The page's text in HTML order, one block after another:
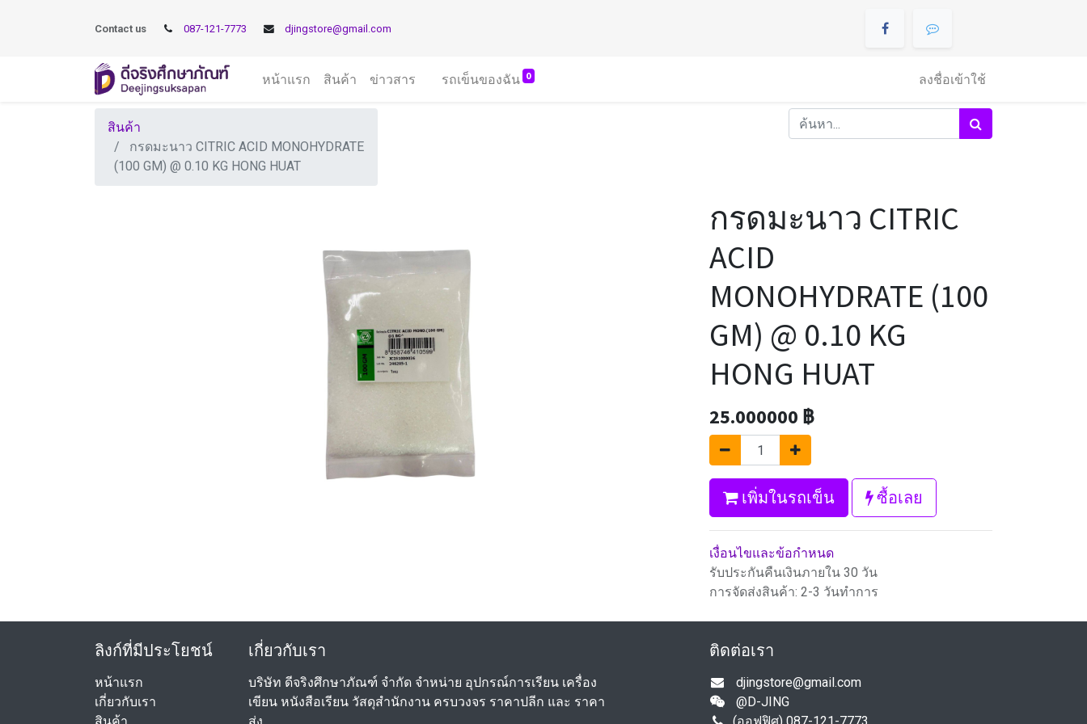
Contact us 087-121-7773 djingstore@gmail.com
หน้าแรก สินค้า ข่าวสาร รถเข็นของฉัน 0 ลงชื่อเข้าใช้
สินค้า
กรดมะนาว CITRIC ACID MONOHYDRATE
(100 GM) @ 0.10 KG HONG HUAT
กรดมะนาว CITRIC
ACID
MONOHYDRATE (100
GM) @ 0.10 KG
HONG HUAT
25.000000 ฿
เพิ่มในรถเข็น ซื้อเลย
เงื่อนไขและข้อกำหนด
รับประกันคืนเงินภายใน 30 วัน
การจัดส่งสินค้า: 2-3 วันทำการ
ลิงก์ที่มีประโยชน์
หน้าแรก
เกี่ยวกับเรา
เกี่ยวกับเรา
บริษัท ดีจริงศึกษาภัณฑ์ จำกัด จำหน่าย อุปกรณ์การเรียน เครื่อง
เขียน หนังสือเรียน วัสดุสำนักงาน ครบวงจร ราคาปลีก และ ราคา
ติดต่อเรา
djingstore@gmail.com
@D-JING